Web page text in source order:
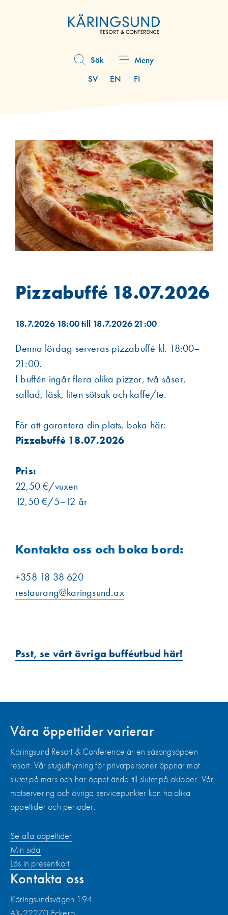
Åtgärdsmeny
Sök
Meny
SV
EN FI
Pizzabuffé 18.07.2026
18.7.2026 18:00 till 18.7.2026 21:00
Denna lördag serveras pizzabuffé kl. 18:00–
21:00.
I buffén ingår flera olika pizzor, två såser,
sallad, läsk, liten sötsak och kaffe/te.
För att garantera din plats, boka här:
Pizzabuffé 18.07.2026
Pris:
22,50 €/vuxen
12,50 €/5–12 år
Kontakta oss och boka bord:
+358 18 38 620
restaurang@karingsund.ax
Psst, se vårt övriga bufféutbud här!
Våra öppettider varierar
Käringsund Resort & Conference är en säsongsöppen
resort. Vår stuguthyrning för privatpersoner öppnar mot
slutet på mars och har öppet ända till slutet på oktober. Vår
matservering och övriga servicepunkter kan ha olika
öppettider och perioder.
Se alla öppettider
Min sida
Lös in presentkort
Kontakta oss
Käringsundsvägen 194